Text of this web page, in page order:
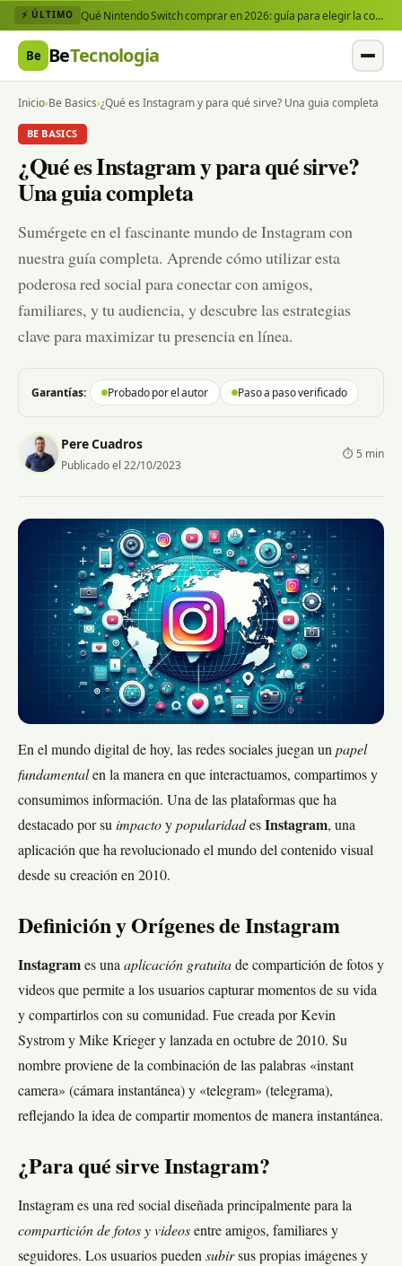
⚡ ÚLTIMO Qué Nintendo Switch comprar en 2026: guía para elegir la consola y los juegos que necesitas
Be BeTecnologia
Inicio›Be Basics›¿Qué es Instagram y para qué sirve? Una guia completa
BE BASICS
¿Qué es Instagram y para qué sirve?
Una guia completa
Sumérgete en el fascinante mundo de Instagram con
nuestra guía completa. Aprende cómo utilizar esta
poderosa red social para conectar con amigos,
familiares, y tu audiencia, y descubre las estrategias
clave para maximizar tu presencia en línea.
Garantías: Probado por el autor Paso a paso verificado
Pere Cuadros
Publicado el 22/10/2023
⏱ 5 min
En el mundo digital de hoy, las redes sociales juegan un papel
fundamental en la manera en que interactuamos, compartimos y
consumimos información. Una de las plataformas que ha
destacado por su impacto y popularidad es Instagram, una
aplicación que ha revolucionado el mundo del contenido visual
desde su creación en 2010.
Definición y Orígenes de Instagram
Instagram es una aplicación gratuita de compartición de fotos y
videos que permite a los usuarios capturar momentos de su vida
y compartirlos con su comunidad. Fue creada por Kevin
Systrom y Mike Krieger y lanzada en octubre de 2010. Su
nombre proviene de la combinación de las palabras «instant
camera» (cámara instantánea) y «telegram» (telegrama),
reflejando la idea de compartir momentos de manera instantánea.
¿Para qué sirve Instagram?
Instagram es una red social diseñada principalmente para la
compartición de fotos y videos entre amigos, familiares y
seguidores. Los usuarios pueden subirsus propias imágenes y